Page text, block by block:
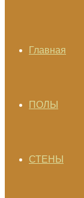
Главная
ПОЛЫ
СТЕНЫ